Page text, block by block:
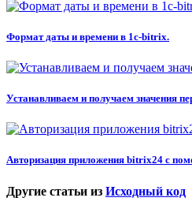
Формат даты и времени в 1c-bitrix.
Устанавливаем и получаем значения
Авторизация приложения bitrix24 с
Другие статьи из Исходный код